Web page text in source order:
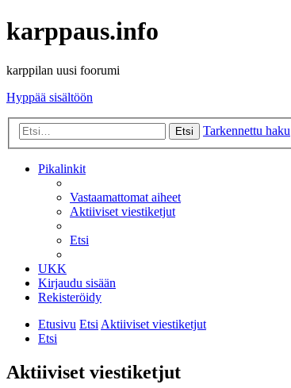
karppaus.info
karppilan uusi foorumi
Hyppää sisältöön
Etsi Tarkennettu haku
Pikalinkit
Vastaamattomat aiheet
Aktiiviset viestiketjut
Etsi
UKK
Kirjaudu sisään
Rekisteröidy
Etusivu EtsiAktiiviset viestiketjut
Etsi
Aktiiviset viestiketjut